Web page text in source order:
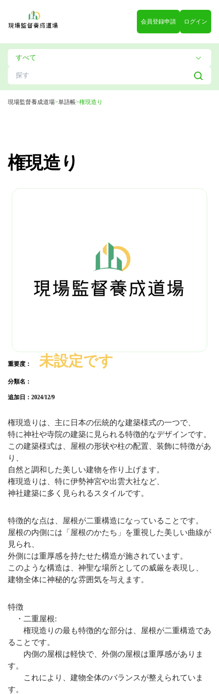
会員登録申請 ログイン
現場監督養成道場>単語帳>権現造り
権現造り
重要度： 未設定です
分類名：
追加日： 2024/12/9
権現造りは、主に日本の伝統的な建築様式の一つで、
特に神社や寺院の建築に見られる特徴的なデザインです。
この建築様式は、屋根の形状や柱の配置、装飾に特徴があ
り、
自然と調和した美しい建物を作り上げます。
権現造りは、特に伊勢神宮や出雲大社など、
神社建築に多く見られるスタイルです。
特徴的な点は、屋根が二重構造になっていることです。
屋根の内側には「屋根のかたち」を重視した美しい曲線が
見られ、
外側には重厚感を持たせた構造が施されています。
このような構造は、神聖な場所としての威厳を表現し、
建物全体に神秘的な雰囲気を与えます。
特徴
・二重屋根:
権現造りの最も特徴的な部分は、屋根が二重構造であ
ることです。
内側の屋根は軽快で、外側の屋根は重厚感がありま
す。
これにより、建物全体のバランスが整えられていま
す。